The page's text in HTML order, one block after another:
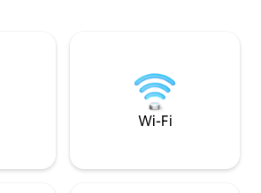
на півночі
Розташування
визнані як
які може
деталям
на даху,
вікна, закрита
Fi та
джунглі.
Пуерто-Вальярті.
Wi-Fi